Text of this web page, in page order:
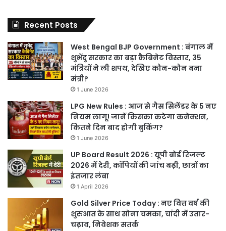
Recent Posts
West Bengal BJP Government : बंगाल में
शुभेंदु सरकार का बड़ा कैबिनेट विस्तार, 35
मंत्रियों ने ली शपथ, देखिए कौन-कौन बना
मंत्री?
1 June 2026
LPG New Rules : आज से गैस सिलेंडर के 5 नए
नियम लागू! जानें किसका कटेगा कनेक्शन,
कितने दिन बाद होगी बुकिंग?
1 June 2026
UP Board Result 2026 : यूपी बोर्ड रिजल्ट
2026 में देरी, कॉपियों की जांच बढ़ी, छात्रों का
इंतजार लंबा
1 April 2026
Gold Silver Price Today : नए वित्त वर्ष की
शुरुआत के साथ सोना चमका, चांदी में उतार-
चढ़ाव, निवेशक सतर्क